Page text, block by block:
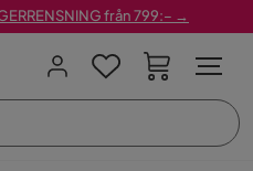
från 799:– →